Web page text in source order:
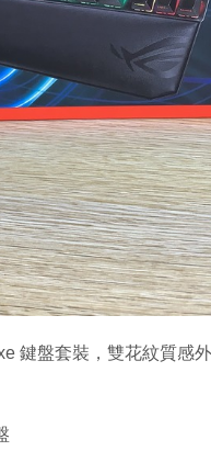
鍵盤套裝，雙花紋質感